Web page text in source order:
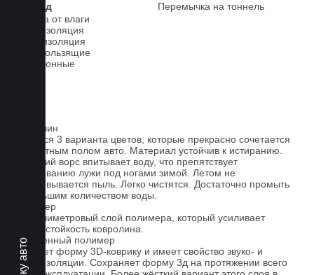
2-й ряд
Перемычка на тоннель
Защита от влаги
Шумоизоляция
Теплоизоляция
Антискользящие
Всесезонные
Ковролин
Имеется 3 варианта цветов, которые прекрасно сочетается
со штатным полом авто. Материал устойчив к истиранию.
Короткий ворс впитывает воду, что препятствует
образованию лужи под ногами зимой. Летом не
образовывается пыль. Легко чистятся. Достаточно промыть
небольшим количеством воды.
Полимер
1-миллиметровый слой полимера, который усиливает
износостойкость ковролина.
Вспененный полимер
Придает форму 3D-коврику и имеет свойство звуко- и
теплоизоляции. Сохраняет форму 3д на протяжении всего